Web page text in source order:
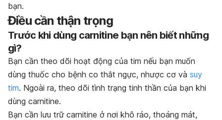
bạn.
Điều cần thận trọng
Trước khi dùng carnitine bạn nên biết những
gì?
Bạn cần theo dõi hoạt động của tim nếu bạn muốn
dùng thuốc cho bệnh co thắt ngực, nhược cơ và suy
tim. Ngoài ra, theo dõi tình trạng tinh thần của bạn khi
dùng carnitine.
Bạn cần lưu trữ carnitine ở nơi khô ráo, thoáng mát,